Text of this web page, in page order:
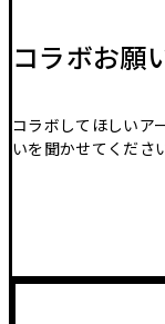
コラボお願
コラボしてほしいア
いを聞かせてくださ